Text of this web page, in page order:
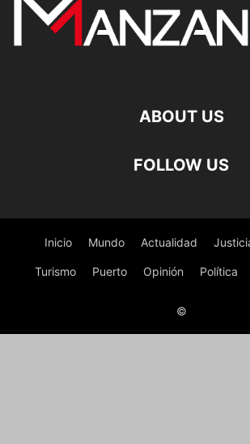
ABOUT US
FOLLOW US
Inicio Mundo Actualidad
Turismo Puerto Opinión Política
©